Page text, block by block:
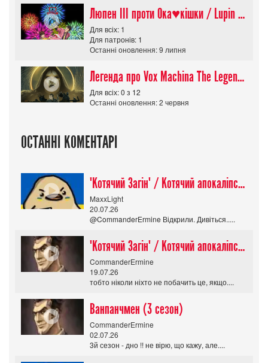
Люпен ІІІ проти Ока♥кішки / Lupin III vs Cats Eye Movie
Для всіх: 1
Для патронів: 1
Останні оновлення: 9 липня
Легенда про Vox Machina The Legend of Vox Machina (Сезон 4)
Для всіх: 0 з 12
Останні оновлення: 2 червня
ОСТАННІ КОМЕНТАРІ
"Котячий Загін" / Котячий апокаліпсис / Cat Shit One
MaxxLight
20.07.26
@CommanderErmine Відкрили. Дивіться.....
"Котячий Загін" / Котячий апокаліпсис / Cat Shit One
CommanderErmine
19.07.26
тобто ніколи ніхто не побачить це, якщо....
Ванпанчмен (3 сезон)
CommanderErmine
02.07.26
3й сезон - дно !! не вірю, що кажу, але....